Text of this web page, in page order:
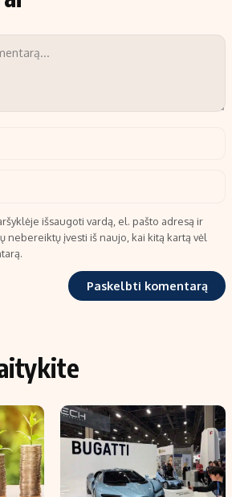
išsaugoti vardą, el. pašto adresą ir
nebereiktų įvesti iš naujo, kai kitą kartą vėl